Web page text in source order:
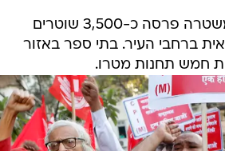
בשל המהומות, המשטרה פרסה כ-3,500 שוטרים
ברחבי העיר. בתי ספר באזור
חמש תחנות מטרו.